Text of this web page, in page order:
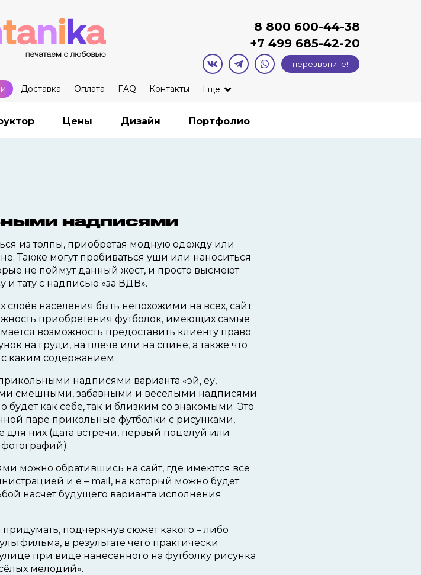
8 800 600-44-38
+7 499 685-42-20
перезвоните!
Доставка Оплата FAQ Контакты Ещё
Цены Дизайн Портфолио
надписями
из толпы, приобретая модную одежду или
Также могут пробиваться уши или наноситься
не поймут данный жест, и просто высмеют
и тату с надписью «за ВДВ».
населения быть непохожими на всех, сайт
приобретения футболок, имеющих самые
возможность предоставить клиенту право
на груди, на плече или на спине, а также что
с каким содержанием.
надписями варианта «эй, ёу,
смешными, забавными и веселыми надписями
как себе, так и близким со знакомыми. Это
паре прикольные футболки с рисунками,
них (дата встречи, первый поцелуй или
можно обратившись на сайт, где имеются все
и e – mail, на который можно будет
насчет будущего варианта исполнения
подчеркнув сюжет какого – либо
в результате чего практически
при виде нанесённого на футболку рисунка
мелодий».